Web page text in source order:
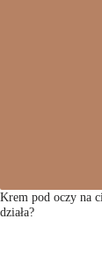
Krem pod oczy na
działa?